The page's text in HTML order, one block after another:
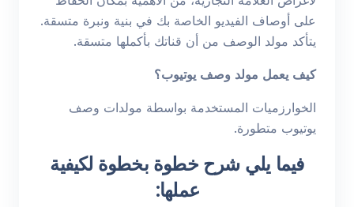
على أوصاف الفيديو الخاصة بك في بنية ونبرة متسقة.
يتأكد مولد الوصف من أن قناتك بأكملها متسقة.
كيف يعمل مولد وصف يوتيوب؟
الخوارزميات المستخدمة بواسطة مولدات وصف
يوتيوب متطورة.
فيما يلي شرح خطوة بخطوة لكيفية
عملها: